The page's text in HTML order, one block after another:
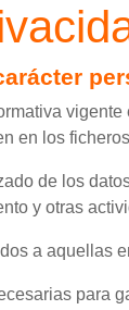
en los
de los
y otras
a aquellas
para